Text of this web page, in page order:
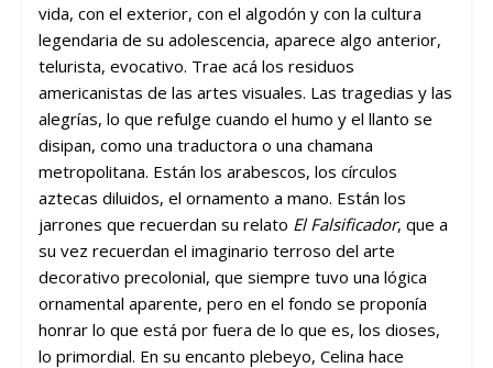
vida, con el exterior, con el algodón y con la cultura
legendaria de su adolescencia, aparece algo anterior,
telurista, evocativo. Trae acá los residuos
americanistas de las artes visuales. Las tragedias y las
alegrías, lo que refulge cuando el humo y el llanto se
disipan, como una traductora o una chamana
metropolitana. Están los arabescos, los círculos
aztecas diluidos, el ornamento a mano. Están los
jarrones que recuerdan su relato El Falsificador, que a
su vez recuerdan el imaginario terroso del arte
decorativo precolonial, que siempre tuvo una lógica
ornamental aparente, pero en el fondo se proponía
honrar lo que está por fuera de lo que es, los dioses,
lo primordial. En su encanto plebeyo, Celina hace